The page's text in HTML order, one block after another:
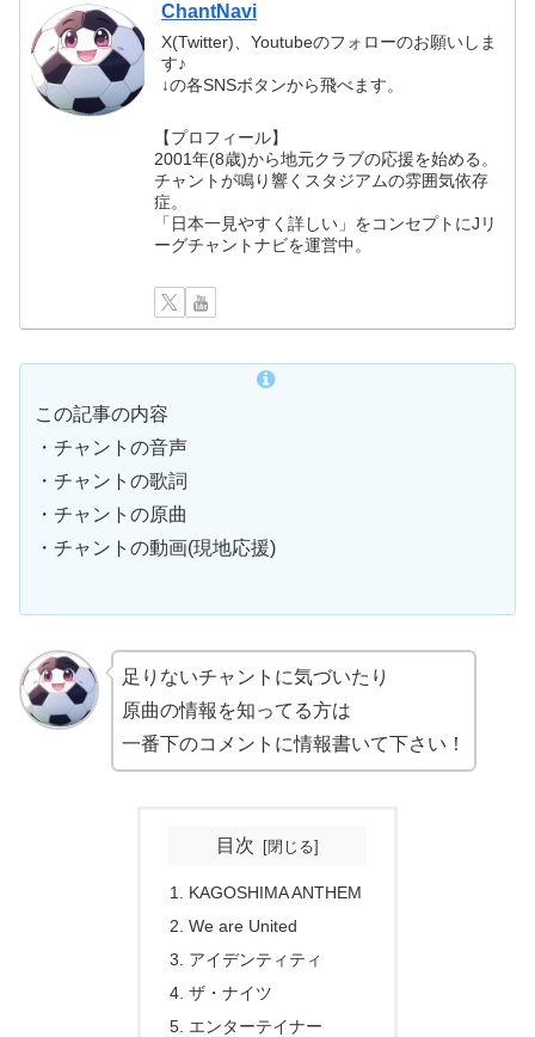
ChantNavi
X(Twitter)、Youtubeのフォローのお願いしま
す♪
↓の各SNSボタンから飛べます。
【プロフィール】
2001年(8歳)から地元クラブの応援を始める。
チャントが鳴り響くスタジアムの雰囲気依存
症。
「日本一見やすく詳しい」をコンセプトにJリ
ーグチャントナビを運営中。
この記事の内容
・チャントの音声
・チャントの歌詞
・チャントの原曲
・チャントの動画(現地応援)
足りないチャントに気づいたり
原曲の情報を知ってる方は
一番下のコメントに情報書いて下さい！
目次
KAGOSHIMA ANTHEM
We are United
アイデンティティ
ザ・ナイツ
エンターテイナー